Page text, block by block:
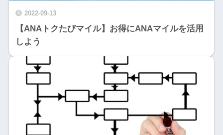
2022-09-13
【ANAトクたびマイル】お得にANAマイルを活用
しよう